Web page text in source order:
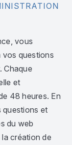
vous
vos questions
Chaque
et
48 heures. En
questions et
du web
création de